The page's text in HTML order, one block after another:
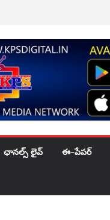
ఛానల్స్ లైవ్ ఈ–పేపర్